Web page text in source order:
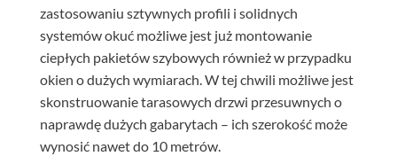
zastosowaniu sztywnych profili i solidnych
systemów okuć możliwe jest już montowanie
ciepłych pakietów szybowych również w przypadku
okien o dużych wymiarach. W tej chwili możliwe jest
skonstruowanie tarasowych drzwi przesuwnych o
naprawdę dużych gabarytach – ich szerokość może
wynosić nawet do 10 metrów.